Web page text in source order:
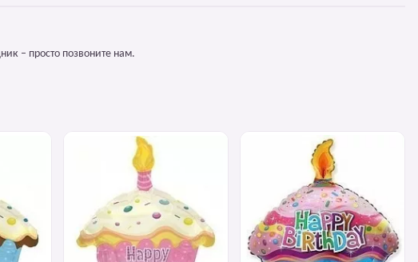
– просто позвоните нам.